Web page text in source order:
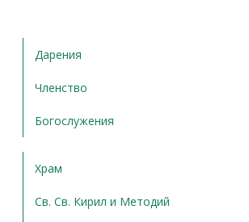
Дарения
Членство
Богослужения
Храм
Св. Св. Кирил и Методий